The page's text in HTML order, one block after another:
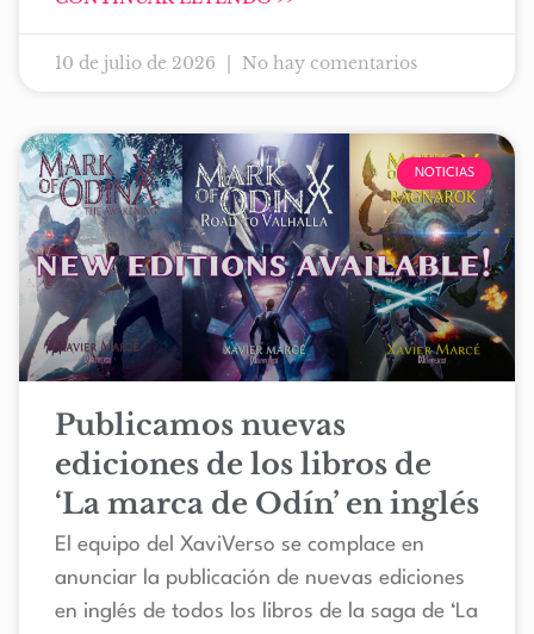
10 de julio de 2026 No hay comentarios
NOTICIAS
Publicamos nuevas
ediciones de los libros de
‘La marca de Odín’ en inglés
El equipo del XaviVerso se complace en
anunciar la publicación de nuevas ediciones
en inglés de todos los libros de la saga de ‘La